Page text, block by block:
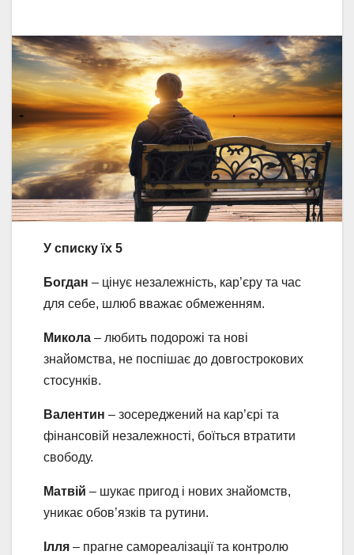
У списку їх 5
Богдан – цінує незалежність, кар’єру та час
для себе, шлюб вважає обмеженням.
Микола – любить подорожі та нові
знайомства, не поспішає до довгострокових
стосунків.
Валентин – зосереджений на кар’єрі та
фінансовій незалежності, боїться втратити
свободу.
Матвій – шукає пригод і нових знайомств,
уникає обов’язків та рутини.
Ілля – прагне самореалізації та контролю